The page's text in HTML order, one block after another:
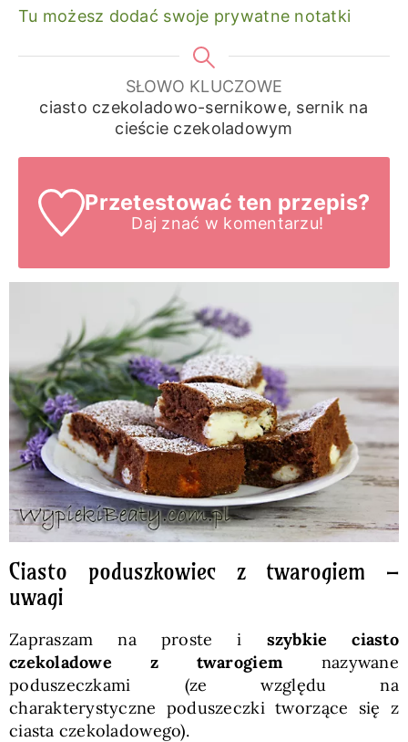
Tu możesz dodać swoje prywatne notatki
SŁOWO KLUCZOWE
ciasto czekoladowo-sernikowe, sernik na
cieście czekoladowym
Przetestować ten przepis?
Daj znać w komentarzu!
Ciasto poduszkowiec z twarogiem –
uwagi
Zapraszam na proste i szybkieciasto
czekoladowe z twarogiem nazywane
poduszeczkami (ze względu na
charakterystyczne poduszeczki tworzące się z
ciasta czekoladowego).